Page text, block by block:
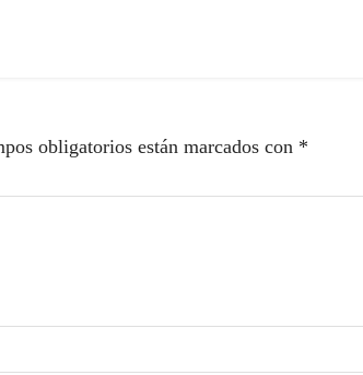
obligatorios están marcados con *